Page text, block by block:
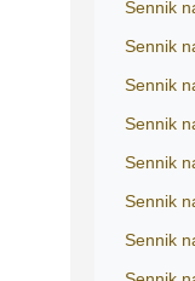
Sennik
Sennik
Sennik
Sennik
Sennik
Sennik
Sennik